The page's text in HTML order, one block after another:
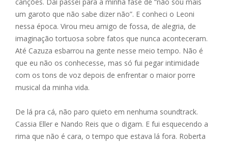
canções. Daí passei para a minha fase de “não sou mais
um garoto que não sabe dizer não”. E conheci o Leoni
nessa época. Virou meu amigo de fossa, de alegria, de
imaginação tortuosa sobre fatos que nunca aconteceram.
Até Cazuza esbarrou na gente nesse meio tempo. Não é
que eu não os conhecesse, mas só fui pegar intimidade
com os tons de voz depois de enfrentar o maior porre
musical da minha vida.
De lá pra cá, não paro quieto em nenhuma soundtrack.
Cassia Eller e Nando Reis que o digam. E fui esquecendo a
rima que não é cara, o tempo que estava lá fora. Roberta